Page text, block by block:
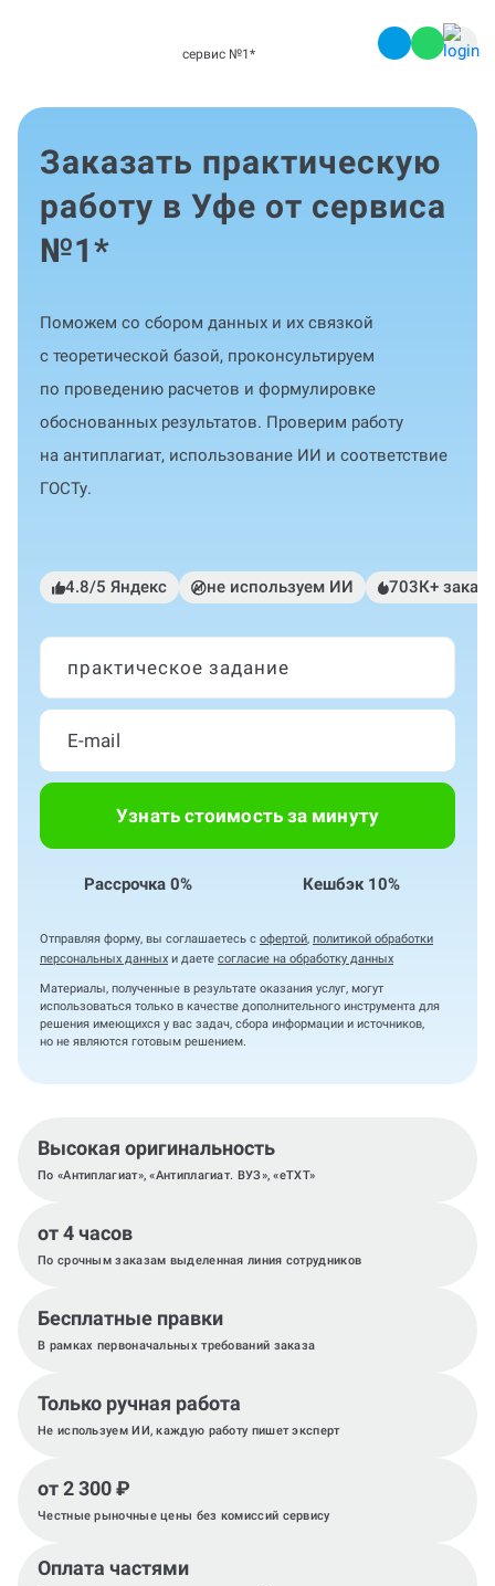
сервис №1 *
Заказать практическую
работу в Уфе от сервиса
№1*
Поможем со сбором данных и их связкой
с теоретической базой, проконсультируем
по проведению расчетов и формулировке
обоснованных результатов. Проверим работу
на антиплагиат, использование ИИ и соответствие
ГОСТу.
4.8/5 Яндекс не используем ИИ 703К+
практическое задание
Узнать стоимость за минуту
Рассрочка 0% Кешбэк 10%
Отправляя форму, вы соглашаетесь с офертой, политикой обработки
персональных данных и даете согласие на обработку данных
Материалы, полученные в результате оказания услуг, могут
использоваться только в качестве дополнительного инструмента для
решения имеющихся у вас задач, сбора информации и источников,
но не являются готовым решением.
Высокая оригинальность
По «Антиплагиат», «Антиплагиат. ВУЗ», «eTXT»
от 4 часов
По срочным заказам выделенная линия сотрудников
Бесплатные правки
В рамках первоначальных требований заказа
Только ручная работа
Не используем ИИ, каждую работу пишет эксперт
от 2 300 ₽
Честные рыночные цены без комиссий сервису
Оплата частями